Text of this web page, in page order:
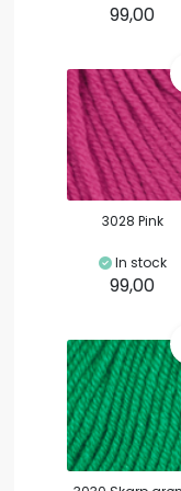
99,00
3028 Pink
In stock
99,00